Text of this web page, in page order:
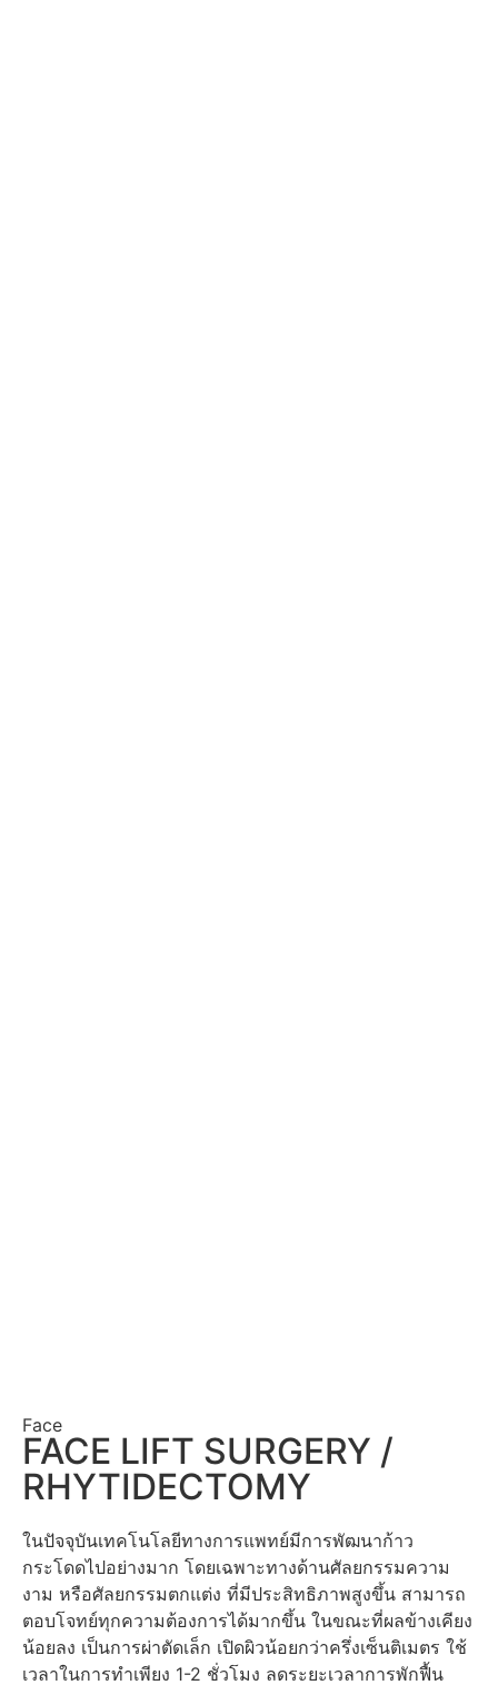
Face
FACE LIFT SURGERY /
RHYTIDECTOMY
ในปัจจุบันเทคโนโลยีทางการแพทย์มีการพัฒนาก้าว
กระโดดไปอย่างมาก โดยเฉพาะทางด้านศัลยกรรมความ
งาม หรือศัลยกรรมตกแต่ง ที่มีประสิทธิภาพสูงขึ้น สามารถ
ตอบโจทย์ทุกความต้องการได้มากขึ้น ในขณะที่ผลข้างเคียง
น้อยลง เป็นการผ่าตัดเล็ก เปิดผิวน้อยกว่าครึ่งเซ็นติเมตร ใช้
เวลาในการทำเพียง 1-2 ชั่วโมง ลดระยะเวลาการพักฟื้น